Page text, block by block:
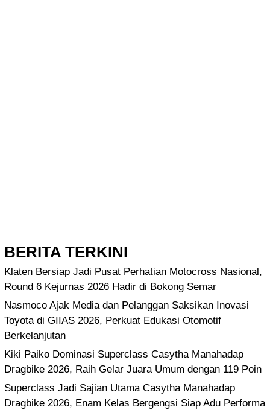
BERITA TERKINI
Klaten Bersiap Jadi Pusat Perhatian Motocross Nasional,
Round 6 Kejurnas 2026 Hadir di Bokong Semar
Nasmoco Ajak Media dan Pelanggan Saksikan Inovasi
Toyota di GIIAS 2026, Perkuat Edukasi Otomotif
Berkelanjutan
Kiki Paiko Dominasi Superclass Casytha Manahadap
Dragbike 2026, Raih Gelar Juara Umum dengan 119 Poin
Superclass Jadi Sajian Utama Casytha Manahadap
Dragbike 2026, Enam Kelas Bergengsi Siap Adu Performa